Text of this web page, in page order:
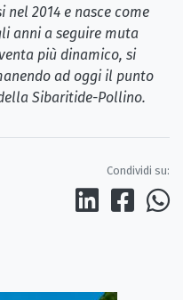
2014 e nasce come
anni a seguire muta
più dinamico, si
ad oggi il punto
Sibaritide-Pollino.
Condividi su: